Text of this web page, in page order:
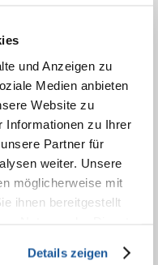
und Anzeigen zu
Medien anbieten
Website zu
Informationen zu Ihrer
Partner für
weiter. Unsere
möglicherweise mit
ihnen bereitgestellt
Details zeigen